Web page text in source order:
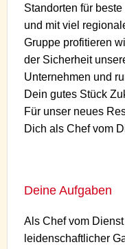
Standorten für
und mit viel
Gruppe profitieren
der Sicherheit
Unternehmen und
Dein gutes Stück
Für unser neues
Dich als Chef vom
Deine Aufgaben
Als Chef vom
leidenschaftlicher